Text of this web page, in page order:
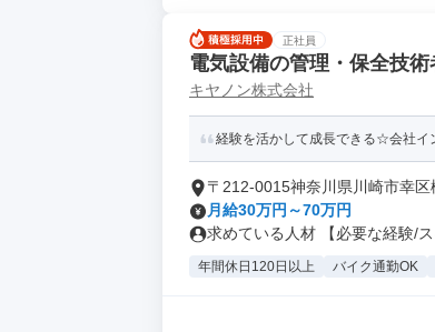
正社員
電気設備の管理・保全技術
キヤノン株式会社
経験を活かして成長できる☆会社イ
〒212-0015神奈川県川崎市幸区
月給30万円～70万円
求めている人材 【必要な経験/
年間休日120日以上 バイク通勤OK